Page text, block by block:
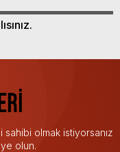
olmak istiyorsanız
olun.